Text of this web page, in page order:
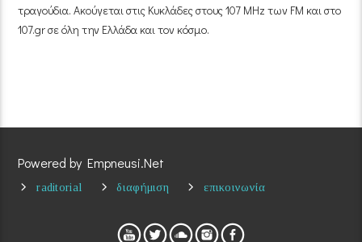
τραγούδια. Ακούγεται στις Κυκλάδες στους 107 MHz των FM και στο
107.gr σε όλη την Ελλάδα και τον κόσμο.
Powered by Empneusi.Net
raditorial διαφήμιση επικοινωνία